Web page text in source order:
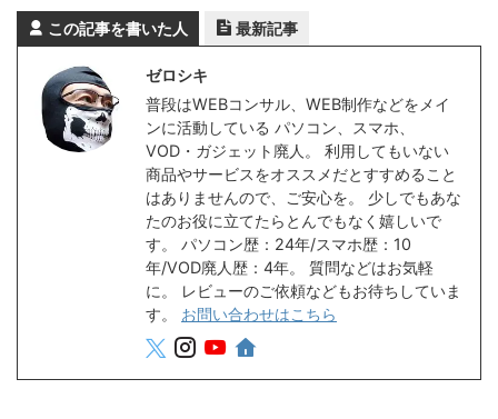
この記事を書いた人 最新記事
ゼロシキ
普段はWEBコンサル、WEB制作などをメイ
ンに活動している パソコン、スマホ、
VOD・ガジェット廃人。 利用してもいない
商品やサービスをオススメだとすすめること
はありませんので、ご安心を。 少しでもあな
たのお役に立てたらとんでもなく嬉しいで
す。 パソコン歴：24年/スマホ歴：10
年/VOD廃人歴：4年。 質問などはお気軽
に。 レビューのご依頼などもお待ちしていま
す。 お問い合わせはこちら